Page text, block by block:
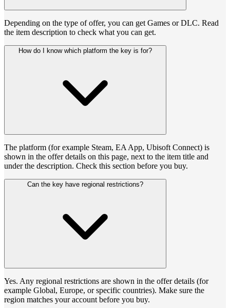
Depending on the type of offer, you can get Games or DLC. Read
the item description to check what you can get.
How do I know which platform the key is for?
The platform (for example Steam, EA App, Ubisoft Connect) is
shown in the offer details on this page, next to the item title and
under the description. Check this section before you buy.
Can the key have regional restrictions?
Yes. Any regional restrictions are shown in the offer details (for
example Global, Europe, or specific countries). Make sure the
region matches your account before you buy.